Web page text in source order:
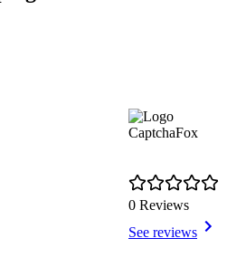
CaptchaFox
0 Reviews
See reviews